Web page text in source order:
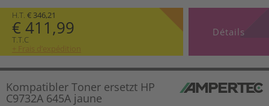
H.T. € 346,21
€ 411,99
T.T.C
+ Frais d’expédition
Détails
Kompatibler Toner ersetzt HP
C9732A 645A jaune